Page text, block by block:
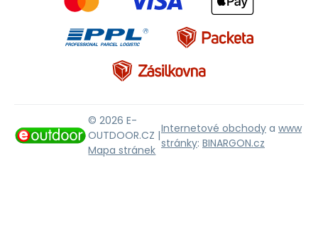
© 2026 E-
OUTDOOR.CZ |
Mapa stránek
Internetové obchody a www
stránky: BINARGON.cz